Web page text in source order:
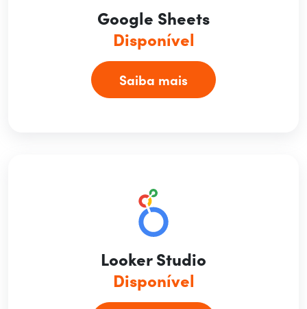
Google Sheets
Disponível
Saiba mais
Looker Studio
Disponível